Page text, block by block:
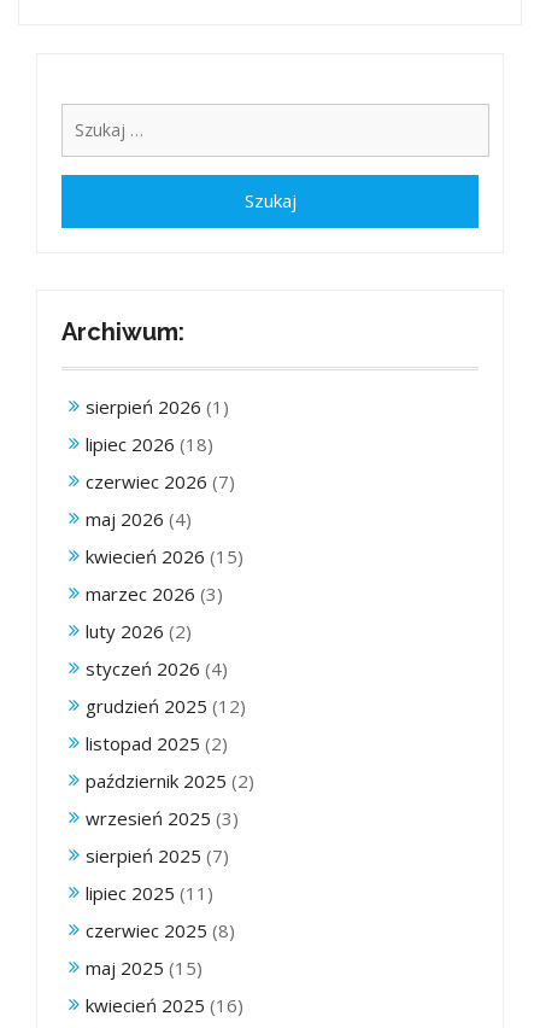
Archiwum:
sierpień 2026 (1)
lipiec 2026 (18)
czerwiec 2026 (7)
maj 2026 (4)
kwiecień 2026 (15)
marzec 2026 (3)
luty 2026 (2)
styczeń 2026 (4)
grudzień 2025 (12)
listopad 2025 (2)
październik 2025 (2)
wrzesień 2025 (3)
sierpień 2025 (7)
lipiec 2025 (11)
czerwiec 2025 (8)
maj 2025 (15)
kwiecień 2025 (16)